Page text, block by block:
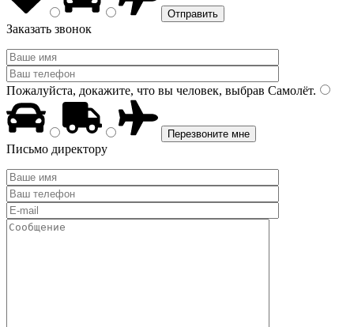
Заказать звонок
Пожалуйста, докажите, что вы человек, выбрав Самолёт.
Письмо директору